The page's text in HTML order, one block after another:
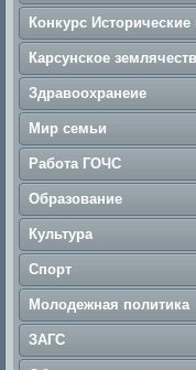
Конкурс Исторические
Карсунское
Здравоохранеие
Мир семьи
Работа ГОЧС
Образование
Культура
Спорт
Молодежная политика
ЗАГС